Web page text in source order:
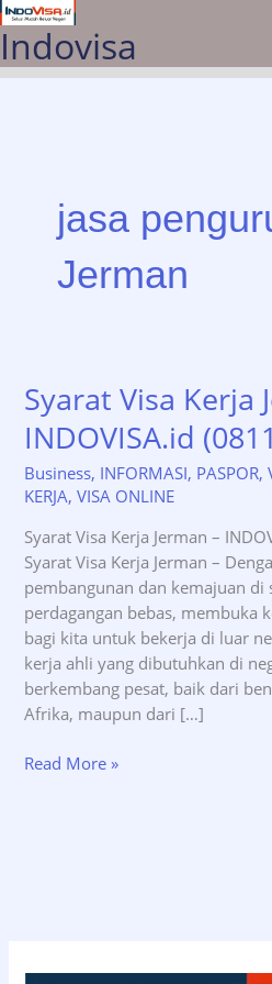
Lewati
ke
konten
Indovisa
jasa
Jerman
Syarat Visa Kerja
INDOVISA.id
Business, INFORMASI, PASPOR,
KERJA,VISA ONLINE
Syarat Visa Kerja Jerman –
Syarat Visa Kerja Jerman –
pembangunan dan kemajuan
perdagangan bebas, membuka
bagi kita untuk bekerja di luar
kerja ahli yang dibutuhkan di
berkembang pesat, baik dari
Afrika, maupun dari […]
Syarat
Read More »